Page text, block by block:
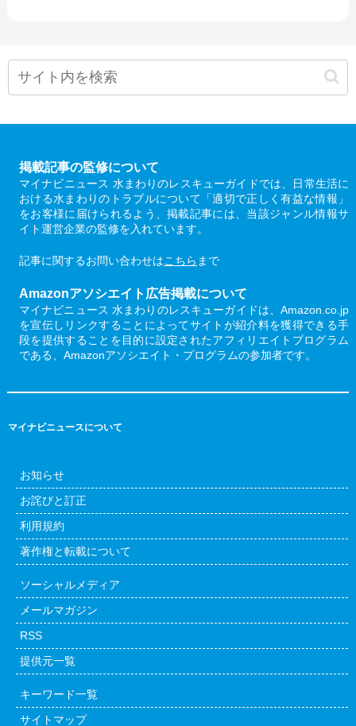
掲載記事の監修について
マイナビニュース 水まわりのレスキューガイドでは、日常生活に
おける水まわりのトラブルについて「適切で正しく有益な情報」
をお客様に届けられるよう、掲載記事には、当該ジャンル情報サ
イト運営企業の監修を入れています。
記事に関するお問い合わせはこちら まで
Amazonアソシエイト広告掲載について
マイナビニュース 水まわりのレスキューガイドは、Amazon.co.jp
を宣伝しリンクすることによってサイトが紹介料を獲得できる手
段を提供することを目的に設定されたアフィリエイトプログラム
である、Amazonアソシエイト・プログラムの参加者です。
マイナビニュースについて
お知らせ
お詫びと訂正
利用規約
著作権と転載について
ソーシャルメディア
メールマガジン
RSS
提供元一覧
キーワード一覧
サイトマップ